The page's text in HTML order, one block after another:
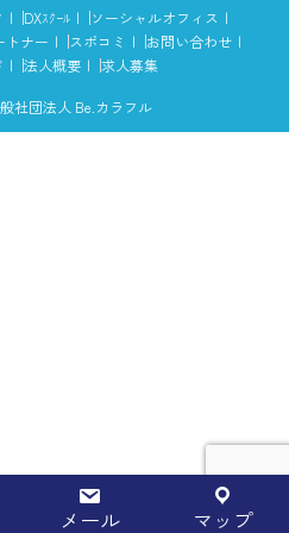
DXｽｸｰﾙ
ソーシャルオフィス
トナー スポコミ
お問い合わせ
法人概要 求人募集
社団法人 Be.カラフル
メール マップ